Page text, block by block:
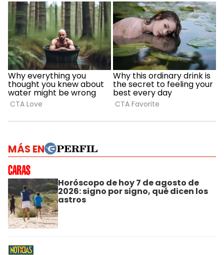
MÁS EN
Horóscopo de hoy 7 de agosto de
2026: signo por signo, qué dicen los
astros